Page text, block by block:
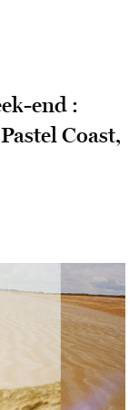
end :
Coast,